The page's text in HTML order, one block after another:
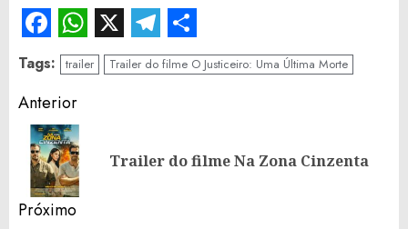
Facebook
WhatsApp
X Telegram
Share
Tags: trailer Trailer do filme O Justiceiro: Uma Última Morte
Continue
Reading
Anterior
Trailer do filme Na Zona Cinzenta
Próximo